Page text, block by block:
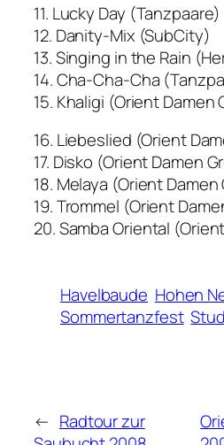
11. Lucky Day (Tanzpaare)
12. Danity-Mix (SubCity)
13. Singing in the Rain
14. Cha-Cha-Cha
15. Khaligi (Orient Damen
16. Liebeslied (Orient
17. Disko (Orient Damen
18. Melaya (Orient
19. Trommel (Orient
20. Samba Oriental
Havelbaude Hohen
Sommertanzfest
← Radtour zur